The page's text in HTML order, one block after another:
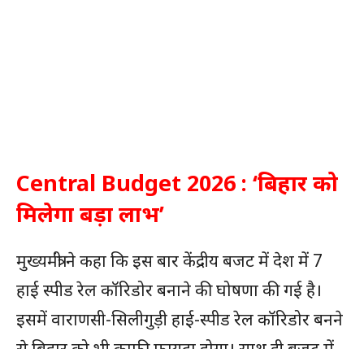
Central Budget 2026 : ‘बिहार को
मिलेगा बड़ा लाभ’
मुख्यमंत्री ने कहा कि इस बार केंद्रीय बजट में देश में 7
हाई स्पीड रेल कॉरिडोर बनाने की घोषणा की गई है।
इसमें वाराणसी-सिलीगुड़ी हाई-स्पीड रेल कॉरिडोर बनने